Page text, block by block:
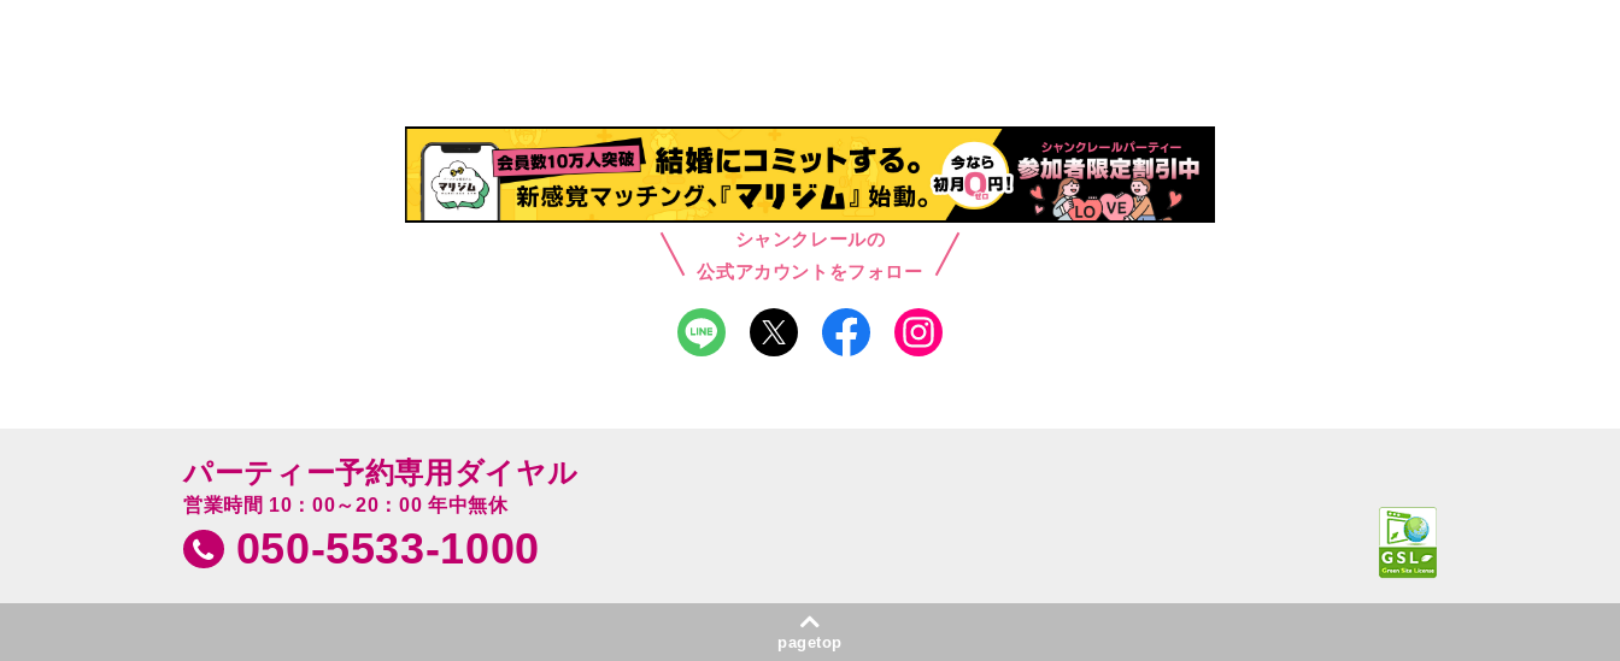
シャンクレールの
公式アカウントをフォロー
パーティー予約専用ダイヤル
営業時間 10：00～20：00 年中無休
050-5533-1000
pagetop